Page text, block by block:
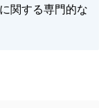
関する専門的な